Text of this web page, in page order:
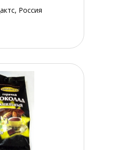
Россия